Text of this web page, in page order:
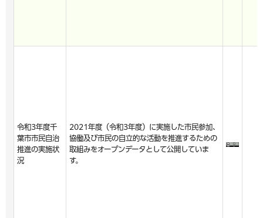
令和3年度千
葉市市民自治
推進の実施状
況
2021年度（令和3年度）に実施した市民参加、
協働及び市民の自立的な活動を推進するための
取組みをオープンデータとして公開していま
す。